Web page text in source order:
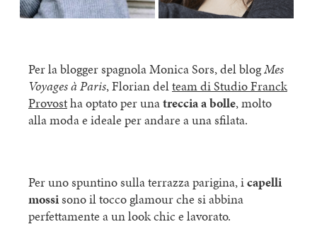
Per la blogger spagnola Monica Sors, ​​del blogMes
Voyages à Paris, Florian delteam di Studio Franck
Provostha optato per unatreccia a bolle, molto
alla moda e ideale per andare a una sfilata.
Per uno spuntino sulla terrazza parigina, icapelli
mossisono il tocco glamour che si abbina
perfettamente a un look chic e lavorato.